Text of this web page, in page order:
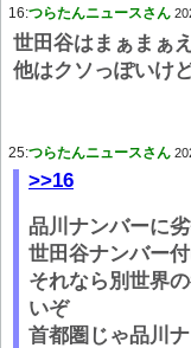
16:つらたんニュースさん
世田谷はまぁまぁ
他はクソっぽいけ
25:つらたんニュースさん
>>16
品川ナンバーに
世田谷ナンバー
それなら別世界
いぞ
首都圏じゃ品川